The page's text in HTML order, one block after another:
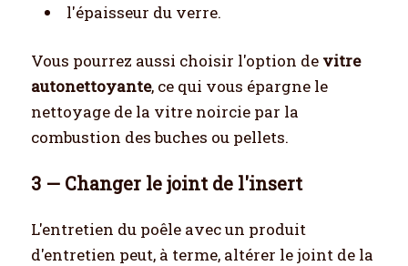
l'épaisseur du verre.
Vous pourrez aussi choisir l'option de vitre
autonettoyante, ce qui vous épargne le
nettoyage de la vitre noircie par la
combustion des buches ou pellets.
3 — Changer le joint de l'insert
L'entretien du poêle avec un produit
d'entretien peut, à terme, altérer le joint de la